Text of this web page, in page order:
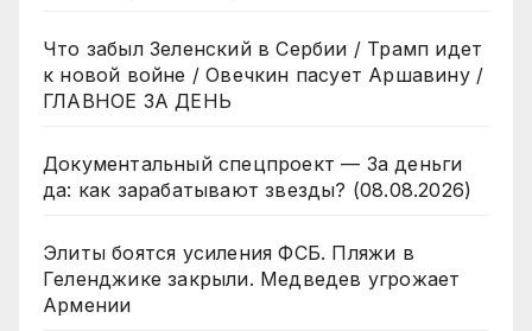
Что забыл Зеленский в Сербии / Трамп идет
к новой войне / Овечкин пасует Аршавину /
ГЛАВНОЕ ЗА ДЕНЬ
Документальный спецпроект — За деньги
да: как зарабатывают звезды? (08.08.2026)
Элиты боятся усиления ФСБ. Пляжи в
Геленджике закрыли. Медведев угрожает
Армении